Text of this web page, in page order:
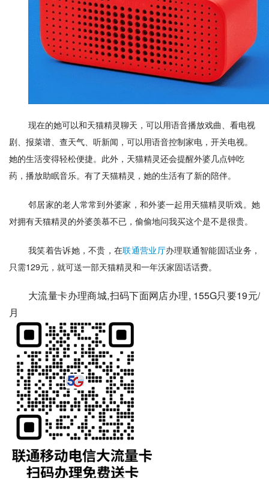
现在的她可以和天猫精灵聊天，可以用语音播放戏曲、看电视
剧、报菜谱、查天气、听新闻，可以用语音控制家电，开关电视。
她的生活变得轻松便捷。此外，天猫精灵还会提醒外婆几点钟吃
药，播放助眠音乐。有了天猫精灵，她的生活有了新的陪伴。
邻居家的老人常常到外婆家，和外婆一起用天猫精灵听戏。她
对拥有天猫精灵的外婆羡慕不已，偷偷地问我买这个是不是很贵。
我笑着告诉她，不贵，在联通营业厅办理联通智能固话业务，
只需129元，就可送一部天猫精灵和一年沃家固话话费。
大流量卡办理商城,扫码下面网店办理, 155G只要19元/
月